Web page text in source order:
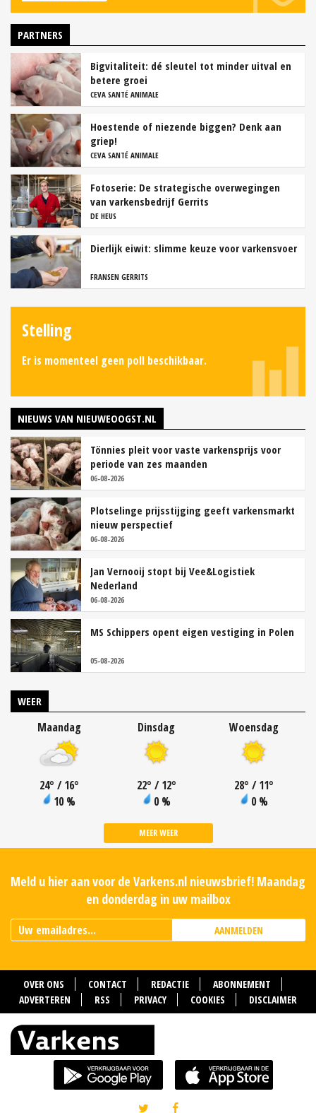
PARTNERS
Bigvitaliteit: dé sleutel tot minder uitval en
betere groei
CEVA SANTÉ ANIMALE
Hoestende of niezende biggen? Denk aan
griep!
CEVA SANTÉ ANIMALE
Fotoserie: De strategische overwegingen
van varkensbedrijf Gerrits
DE HEUS
Dierlijk eiwit: slimme keuze voor varkensvoer
FRANSEN GERRITS
Stelling
Er is momenteel geen poll beschikbaar.
NIEUWS VAN NIEUWEOOGST.NL
Tönnies pleit voor vaste varkensprijs voor
periode van zes maanden
06-08-2026
Plotselinge prijsstijging geeft varkensmarkt
nieuw perspectief
06-08-2026
Jan Vernooij stopt bij Vee&Logistiek
Nederland
06-08-2026
MS Schippers opent eigen vestiging in Polen
05-08-2026
WEER
Maandag
24° / 16°
10 %
Dinsdag
22° / 12°
0 %
Woensdag
28° / 11°
0 %
MEER WEER
Meld u hier aan voor de Varkens.nl nieuwsbrief! Maandag
en donderdag in uw mailbox
AANMELDEN
OVER ONS CONTACT REDACTIE
ABONNEMENT
ADVERTEREN
RSS PRIVACY COOKIES DISCLAIMER